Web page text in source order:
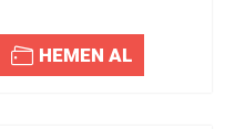
HEMEN AL